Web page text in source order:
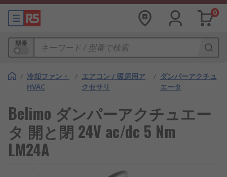
0
型番
/ 冷却ファン・
HVAC
/ エアコン / 暖房用ア
クセサリ
/ ダンパーアクチュ
エータ
Belimo ダンパーアクチュエー
タ 開と閉 24V ac/dc 5 Nm
LM24A